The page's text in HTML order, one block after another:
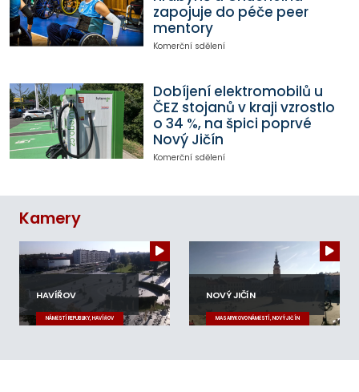
zapojuje do péče peer
mentory
Komerční sdělení
Dobíjení elektromobilů u
ČEZ stojanů v kraji vzrostlo
o 34 %, na špici poprvé
Nový Jičín
Komerční sdělení
Kamery
HAVÍŘOV
NÁMĚSTÍ REPUBLIKY, HAVÍŘOV
NOVÝ JIČÍN
MASARYKOVO NÁMĚSTÍ, NOVÝ JIČÍN